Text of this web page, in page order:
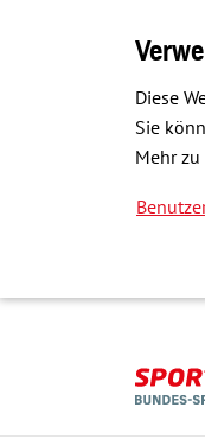
Diese
Sie
Mehr